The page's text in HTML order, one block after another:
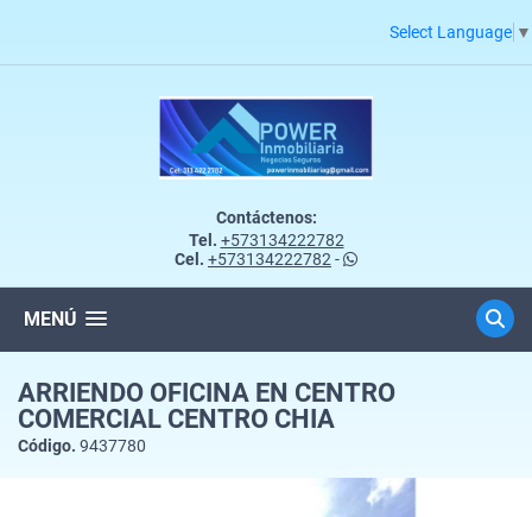
Select Language ▼
Contáctenos:
Tel. +573134222782
Cel. +573134222782 -
MENÚ
ARRIENDO OFICINA EN CENTRO
COMERCIAL CENTRO CHIA
Código. 9437780